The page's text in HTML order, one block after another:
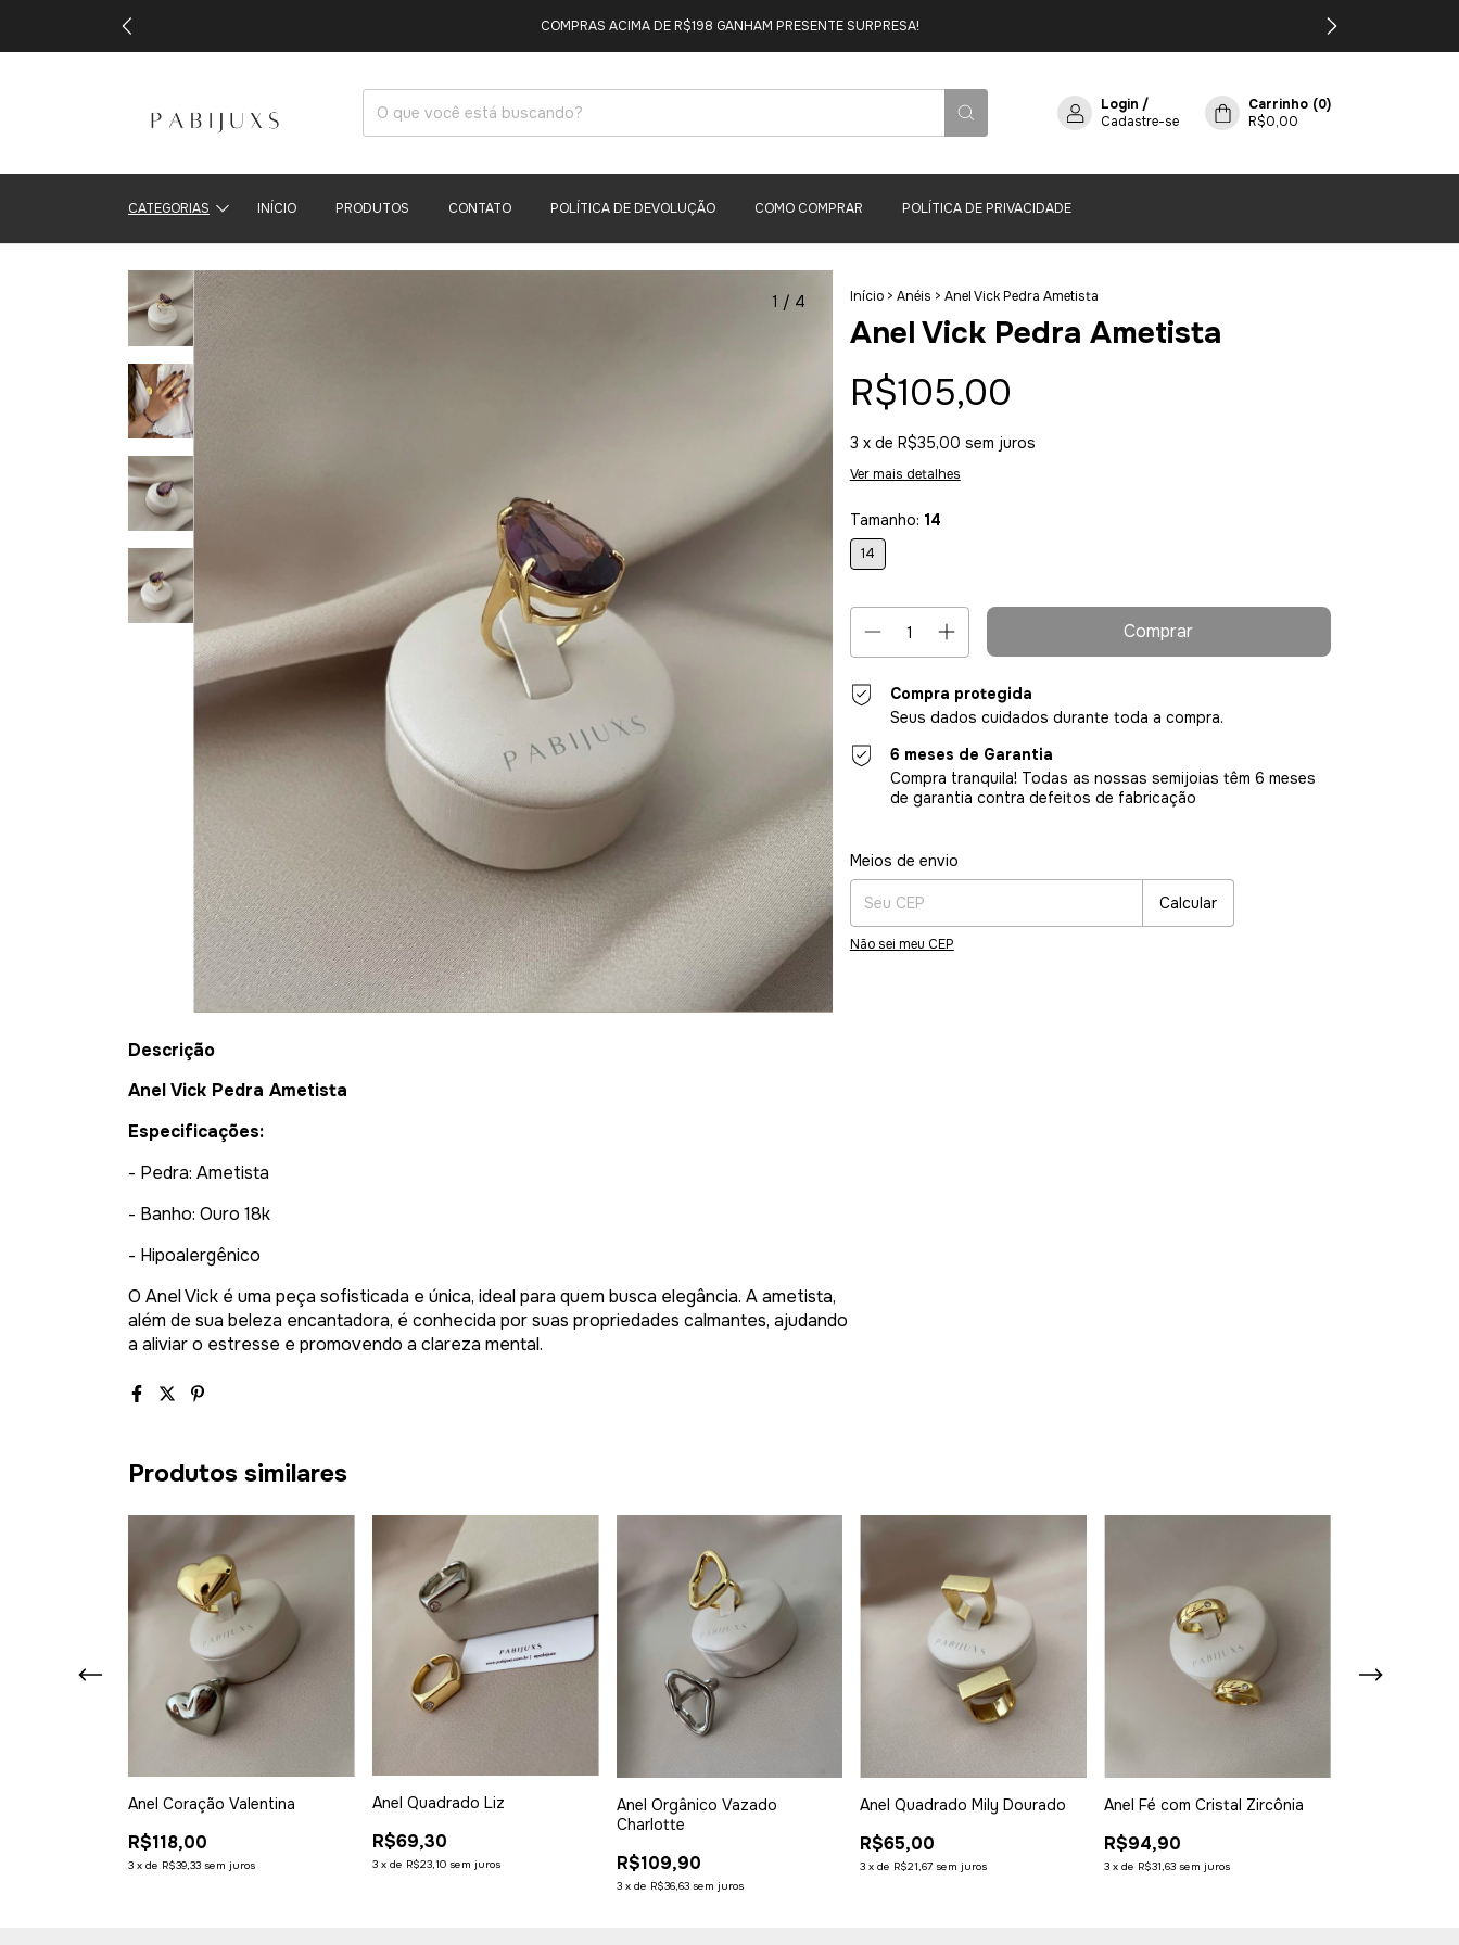
COMPRAS ACIMA DE R$198 GANHAM PRESENTE SURPRESA!
Login /
Cadastre-se
Carrinho (0)
R$0,00
CATEGORIAS INÍCIO PRODUTOS CONTATO POLÍTICA DE DEVOLUÇÃO COMO COMPRAR POLÍTICA DE PRIVACIDADE
1 / 4 Início > Anéis > Anel Vick Pedra Ametista
Anel Vick Pedra Ametista
R$105,00
3 x de R$35,00 sem juros
Ver mais detalhes
Tamanho: 14
14
Compra protegida
Seus dados cuidados durante toda a compra.
6 meses de Garantia
Compra tranquila! Todas as nossas semijoias têm 6 meses
de garantia contra defeitos de fabricação
Entregas para o CEP:
Meios de envio
Calcular
Não sei meu CEP
Descrição
Anel Vick Pedra Ametista
Especificações:
- Pedra: Ametista
- Banho: Ouro 18k
- Hipoalergênico
O Anel Vick é uma peça sofisticada e única, ideal para quem busca elegância. A ametista,
além de sua beleza encantadora, é conhecida por suas propriedades calmantes, ajudando
a aliviar o estresse e promovendo a clareza mental.
Produtos similares
Anel Coração Valentina
R$118,00
3 x de R$39,33 sem juros
Anel Quadrado Liz
R$69,30
3 x de R$23,10 sem juros
Anel Orgânico Vazado
Charlotte
R$109,90
3 x de R$36,63 sem juros
Anel Quadrado Mily Dourado
R$65,00
3 xde R$21,67 sem juros
Anel Fé com Cristal Zircônia
R$94,90
3 xde R$31,63 sem juros